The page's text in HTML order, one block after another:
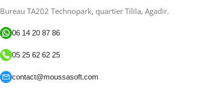
Bureau TA202 Technopark, quartier Tilila, Agadir.
06 14 20 87 86
05 25 62 62 25
contact@moussasoft.com